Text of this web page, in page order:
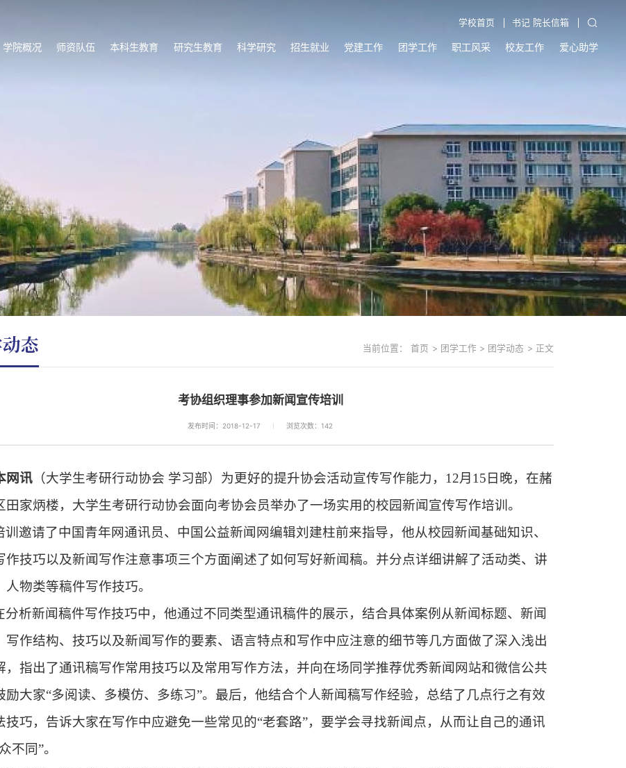
学校首页 书记 院长信箱
学院概况 师资队伍 本科生教育 研究生教育 科学研究 招生就业 党建工作 团学工作 职工风采 校友工作 爱心助学
态 当前位置： 首页 > 团学工作 > 团学动态 > 正文
考协组织理事参加新闻宣传培训
发布时间：2018-12-17 浏览次数： 142
网讯（大学生考研行动协会 学习部）为更好的提升协会活动宣传写作能力， 12月 15 日晚，在赭
田家炳楼，大学生考研行动协会面向考协会员举办了一场实用的校园新闻宣传写作培训。
训 邀请了中国青年网通讯员、中国公益新闻网编辑刘建柱前来指导，他从校园新闻基础知识、
作技巧以及新闻写作注意事项三个方面阐述了如何写好新闻稿。并分点详细讲解了活动类、讲
人物类等稿件写作技巧。
分析新闻稿件写作技巧中，他通过不同类型通讯稿件的展示，结合具体案例从新闻标题、新闻
写作结构、技巧以及新闻写作的要素、语言特点和写作中应注意的细节等几方面做了深入浅出
，指出了通讯稿写作常用技巧以及常用写作方法，并向在场同学推荐优秀新闻网站和微信公共
励大家“多阅读、多模仿、多练习”。最后，他结合个人新闻稿写作经验，总结了几点行之有效
技巧，告诉大家在写作中应避免一些常见的“老套路”，要学会寻找新闻点，从而让自己的通讯
不同”。